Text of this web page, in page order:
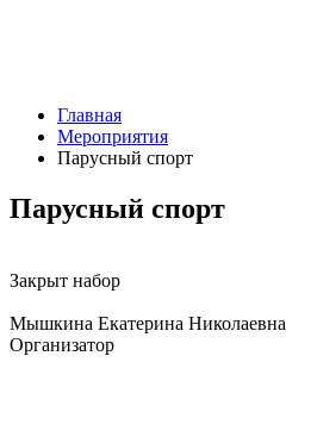
Главная
Мероприятия
Парусный спорт
Парусный спорт
Закрыт набор
Мышкина Екатерина Николаевна
Организатор